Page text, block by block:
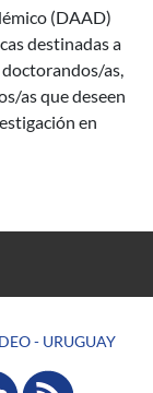
(DAAD)
destinadas a
as,
as que deseen
en
- URUGUAY